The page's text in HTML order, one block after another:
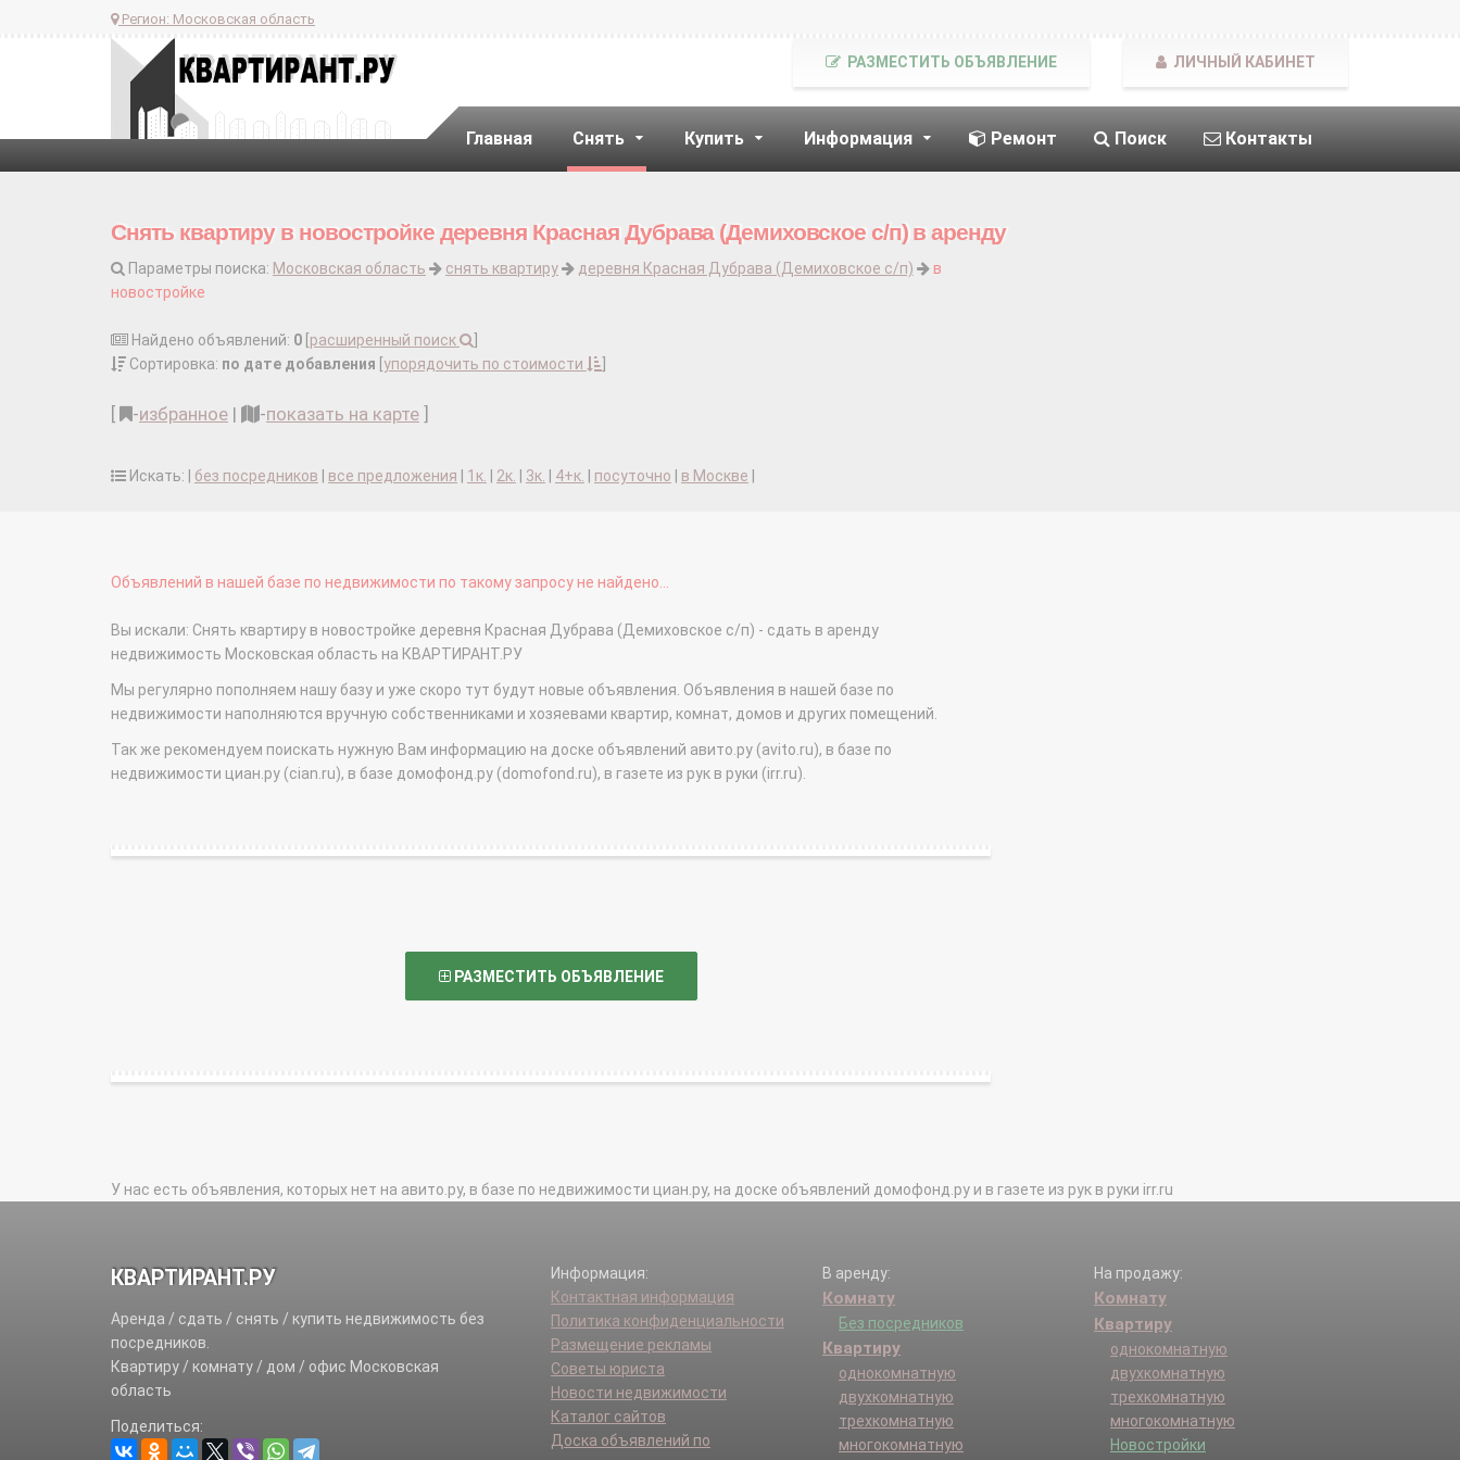
Регион: Московская область
Главная Снять Купить Информация Ремонт Поиск Контакты
РАЗМЕСТИТЬ ОБЪЯВЛЕНИЕ ЛИЧНЫЙ КАБИНЕТ
Снять квартиру в новостройке деревня Красная Дубрава (Демиховское с/п) в аренду
Параметры поиска: Московская область снять квартиру деревня Красная Дубрава (Демиховское с/п)
в
новостройке
Найдено объявлений: 0 расширенный поиск
Сортировка: по дате добавления упорядочить по стоимости
-избранное | -показать на карте
Искать: | без посредников все предложения 1к. 2к. 3к. 4+к. посуточно в Москве
Объявлений в нашей базе по недвижимости по такому запросу не найдено...
Вы искали: Снять квартиру в новостройке деревня Красная Дубрава (Демиховское с/п) - сдать в аренду
недвижимость Московская область на КВАРТИРАНТ.РУ
Мы регулярно пополняем нашу базу и уже скоро тут будут новые объявления. Объявления в нашей базе по
недвижимости наполняются вручную собственниками и хозяевами квартир, комнат, домов и других помещений.
Так же рекомендуем поискать нужную Вам информацию на доске объявлений авито.ру (avito.ru), в базе по
недвижимости циан.ру (cian.ru), в базе домофонд.ру (domofond.ru), в газете из рук в руки (irr.ru).
РАЗМЕСТИТЬ ОБЪЯВЛЕНИЕ
У нас есть объявления, которых нет на авито.ру, в базе по недвижимости циан.ру, на доске объявлений домофонд.ру и в газете из рук в руки irr.ru
КВАРТИРАНТ.РУ
Аренда / сдать / снять / купить недвижимость без
посредников.
Квартиру / комнату / дом / офис Московская
область
Поделиться:
Информация:
Контактная информация
Политика конфиденциальности
Размещение рекламы
Советы юриста
Новости недвижимости
Каталог сайтов
Доска объявлений по
В аренду:
Комнату
Без посредников
Квартиру
однокомнатную
двухкомнатную
трехкомнатную
многокомнатную
На продажу:
Комнату
Квартиру
однокомнатную
двухкомнатную
трехкомнатную
многокомнатную
Новостройки